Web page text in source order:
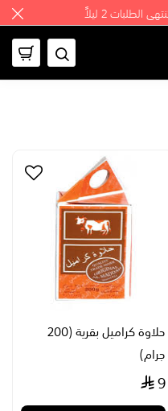
حلاوة كراميل بقرية (200
جرام)
9